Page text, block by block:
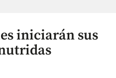
iniciarán sus